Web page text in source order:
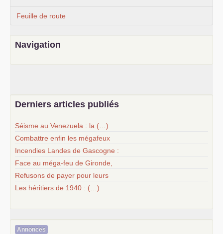
Feuille de route
Navigation
Derniers articles publiés
Séisme au Venezuela : la (…)
Combattre enfin les mégafeux
Incendies Landes de Gascogne :
Face au méga-feu de Gironde,
Refusons de payer pour leurs
Les héritiers de 1940 : (…)
Annonces